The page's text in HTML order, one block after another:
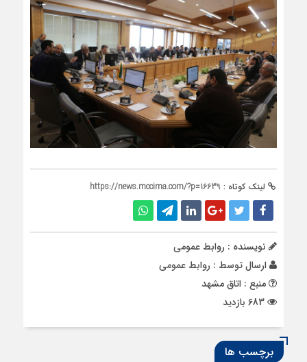
لینک کوتاه : https://news.mccima.com/?p=16639
نویسنده : روابط عمومی
ارسال توسط : روابط عمومی
منبع : اتاق مشهد
برچسب ها